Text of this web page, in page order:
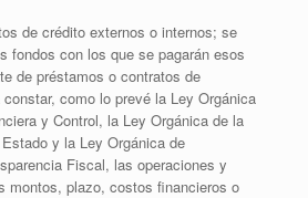
de crédito externos o internos; se
fondos con los que se pagarán esos
de préstamos o contratos de
como lo prevé la Ley Orgánica
y Control, la Ley Orgánica de la
y la Ley Orgánica de
Fiscal, las operaciones y
montos, plazo, costos financieros o